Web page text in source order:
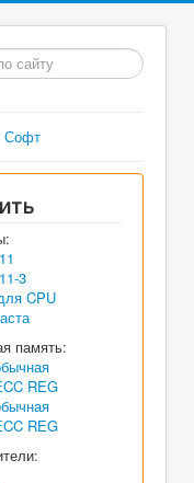
Софт
3
CPU
память:
REG
REG